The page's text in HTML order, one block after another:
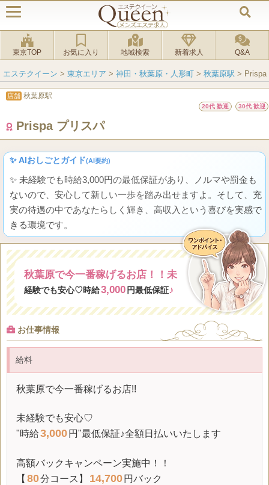
東京TOP お気に入り 地域検索 新着求人 Q&A
エステクイーン > 東京エリア > 神田・秋葉原・人形町 > 秋葉原駅 >
店舗 秋葉原駅
20代 歓迎 30代 歓迎
Prispa プリスパ
✨ AIおしごとガイド(AI要約)
✨ 未経験でも時給3,000円の最低保証があり、ノルマや罰金も
ないので、安心して新しい一歩を踏み出せますよ。そして、充
実の待遇の中であなたらしく輝き、高収入という喜びを実感で
きる環境です。
秋葉原で今一番稼げるお店！！未
経験でも安心♡時給3,000 円最低保証♪
お仕事情報
給料
秋葉原で今一番稼げるお店!!
未経験でも安心♡
"時給3,000 円"最低保証♪全額日払いいたします
高額バックキャンペーン実施中！！
【 80分コース】 14,700 円バック